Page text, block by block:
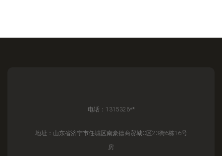
电话：1315326**
地址：山东省济宁市任城区南豪德商贸城C区23街6栋16号
房